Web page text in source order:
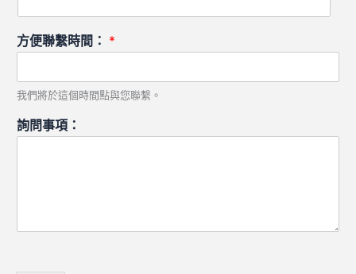
方便聯繫時間： *
我們將於這個時間點與您聯繫。
詢問事項：